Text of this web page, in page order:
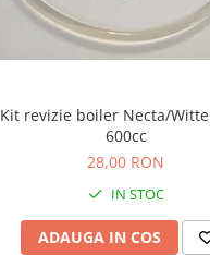
Kit revizie boiler Necta/
600cc
28,00 RON
IN STOC
ADAUGA IN COS